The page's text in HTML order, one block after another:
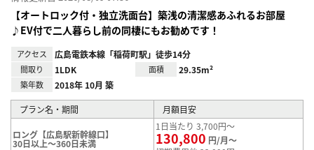
【オートロック付・独立洗面台】築浅の清潔感あふれるお部屋
♪EV付で二人暮らし前の同棲にもお勧めです！
アクセス 広島電鉄本線「稲荷町駅」徒歩14分
間取り 1LDK 面積 29.35m²
築年数 2018年 10月 築
プラン名・期間 月額目安
ロング【広島駅新幹線口】
30日以上～360日未満
1日当たり 3,700円～
130,800 円/月～